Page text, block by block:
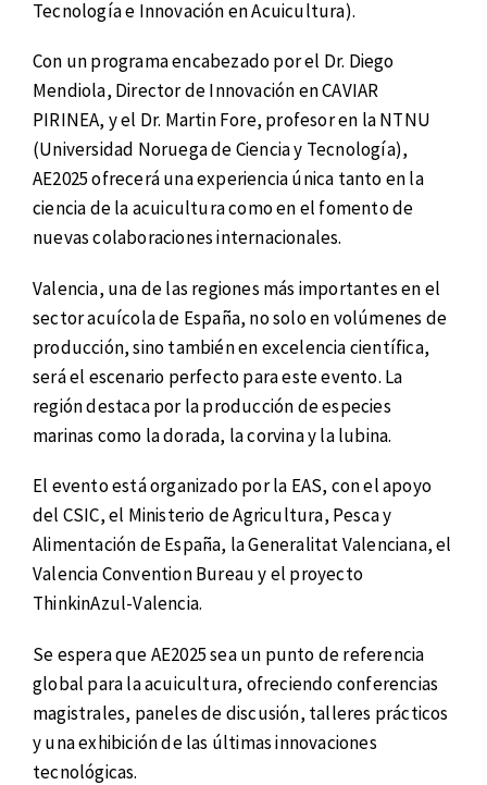
Tecnología e Innovación en Acuicultura).
Con un programa encabezado por el Dr. Diego
Mendiola, Director de Innovación en CAVIAR
PIRINEA, y el Dr. Martin Fore, profesor en la NTNU
(Universidad Noruega de Ciencia y Tecnología),
AE2025 ofrecerá una experiencia única tanto en la
ciencia de la acuicultura como en el fomento de
nuevas colaboraciones internacionales.
Valencia, una de las regiones más importantes en el
sector acuícola de España, no solo en volúmenes de
producción, sino también en excelencia científica,
será el escenario perfecto para este evento. La
región destaca por la producción de especies
marinas como la dorada, la corvina y la lubina.
El evento está organizado por la EAS, con el apoyo
del CSIC, el Ministerio de Agricultura, Pesca y
Alimentación de España, la Generalitat Valenciana, el
Valencia Convention Bureau y el proyecto
ThinkinAzul-Valencia.
Se espera que AE2025 sea un punto de referencia
global para la acuicultura, ofreciendo conferencias
magistrales, paneles de discusión, talleres prácticos
y una exhibición de las últimas innovaciones
tecnológicas.